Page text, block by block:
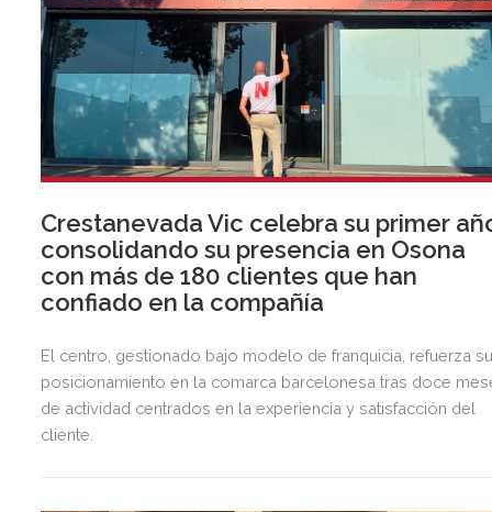
Crestanevada Vic celebra su primer
consolidando su presencia en Osona
con más de 180 clientes que han
confiado en la compañía
El centro, gestionado bajo modelo de franquicia, refuerza
posicionamiento en la comarca barcelonesa tras doce
de actividad centrados en la experiencia y satisfacción del
cliente.